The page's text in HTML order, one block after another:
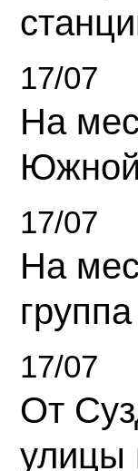
17/07
На
Южной
17/07
На
17/07
От
улицы